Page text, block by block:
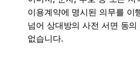
이용계약에 명시된 의무를 이
넘어 상대방의 사전 서면 동
없습니다.